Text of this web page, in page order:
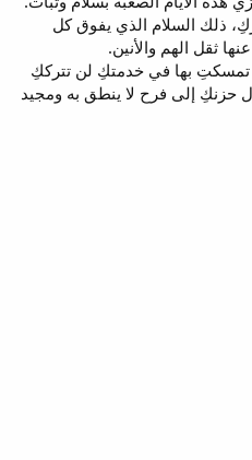
ذلك السلام الذي يفوق كل
ثقل الهم والأنين.
تمسكتِ بها في خدمتكِ لن تترككِ
إلى فرح لا ينطق به ومجيد